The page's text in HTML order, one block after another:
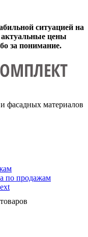
ситуацией на
цены
за понимание.
фасадных материалов
по продажам